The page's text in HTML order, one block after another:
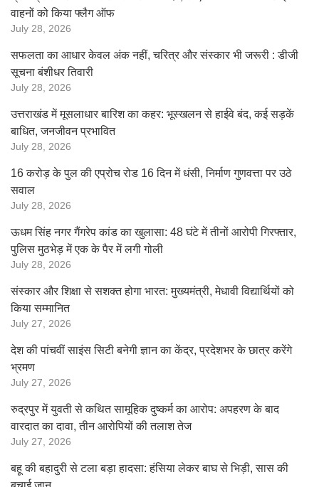
वाहनों को किया फ्लैग ऑफ
July 28, 2026
सफलता का आधार केवल अंक नहीं, चरित्र और संस्कार भी जरूरी : डीजी
सूचना बंशीधर तिवारी
July 28, 2026
उत्तराखंड में मूसलाधार बारिश का कहर: भूस्खलन से हाईवे बंद, कई सड़कें
बाधित, जनजीवन प्रभावित
July 28, 2026
16 करोड़ के पुल की एप्रोच रोड 16 दिन में धंसी, निर्माण गुणवत्ता पर उठे
सवाल
July 28, 2026
ऊधम सिंह नगर गैंगरेप कांड का खुलासा: 48 घंटे में तीनों आरोपी गिरफ्तार,
पुलिस मुठभेड़ में एक के पैर में लगी गोली
July 28, 2026
संस्कार और शिक्षा से सशक्त होगा भारत: मुख्यमंत्री, मेधावी विद्यार्थियों को
किया सम्मानित
July 27, 2026
देश की पांचवीं साइंस सिटी बनेगी ज्ञान का केंद्र, प्रदेशभर के छात्र करेंगे
भ्रमण
July 27, 2026
रुद्रपुर में युवती से कथित सामूहिक दुष्कर्म का आरोप: अपहरण के बाद
वारदात का दावा, तीन आरोपियों की तलाश तेज
July 27, 2026
बहू की बहादुरी से टला बड़ा हादसा: हंसिया लेकर बाघ से भिड़ी, सास की